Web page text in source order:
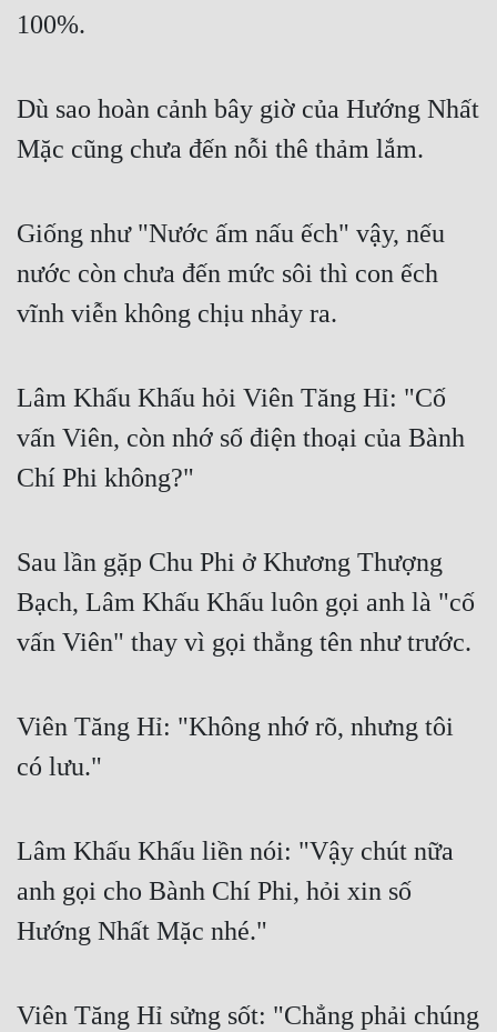
Khoa Huyễn
Kinh Dị
Kiếm Hiệp
Kỳ Ảo
Linh Dị
Làm Giàu
Mưu Mô
Ngược
Nữ Cường
Phong Thủy - Tâm Linh
Phương Tây
Quan Trường
Quân Sự
Sảng Văn
100%.
Dù sao hoàn cảnh bây giờ của Hướng Nhất
Mặc cũng chưa đến nỗi thê thảm lắm.
Giống như "Nước ấm nấu ếch" vậy, nếu
nước còn chưa đến mức sôi thì con ếch
vĩnh viễn không chịu nhảy ra.
Lâm Khấu Khấu hỏi Viên Tăng Hỉ: "Cố
vấn Viên, còn nhớ số điện thoại của Bành
Chí Phi không?"
Sau lần gặp Chu Phi ở Khương Thượng
Bạch, Lâm Khấu Khấu luôn gọi anh là "cố
vấn Viên" thay vì gọi thẳng tên như trước.
Viên Tăng Hỉ: "Không nhớ rõ, nhưng tôi
có lưu."
Lâm Khấu Khấu liền nói: "Vậy chút nữa
anh gọi cho Bành Chí Phi, hỏi xin số
Hướng Nhất Mặc nhé."
Viên Tăng Hỉ sửng sốt: "Chẳng phải chúng